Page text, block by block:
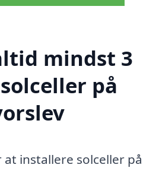
mindst 3
på
installere solceller på